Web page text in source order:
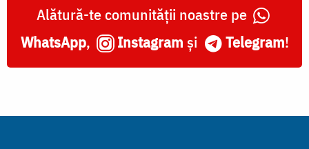
Alătură-te comunității noastre pe
WhatsApp, Instagram și Telegram!